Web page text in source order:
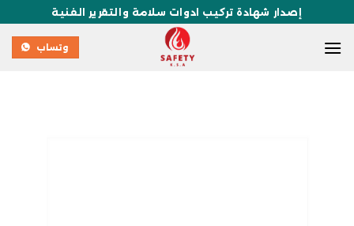
إصدار شهادة تركيب ادوات سلامة والتقرير الفنية
وتساب